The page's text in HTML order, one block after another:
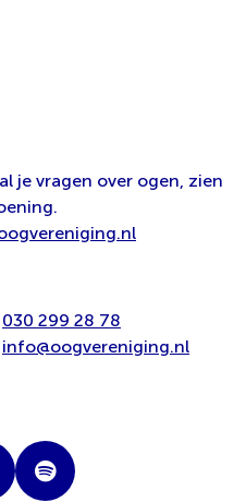
je vragen over ogen, zien
030 299 28 78
info@oogvereniging.nl